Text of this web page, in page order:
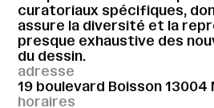
adresse
19 boulevard Boisson 13004
horaires
curatoriaux spécifiques,
assure la diversité et la
presque exhaustive des
du dessin.